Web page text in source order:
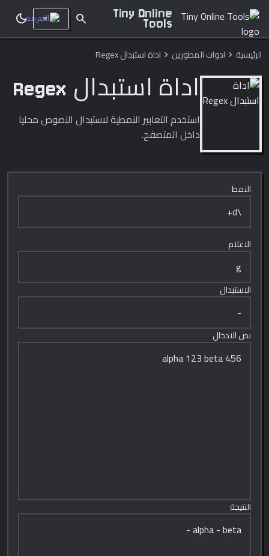
Tiny Online
Tools
search
dark_mode
الرئيسية chevron_right ادوات المطورين chevron_right اداة استبدال Regex
اداة استبدال Regex
استخدم التعابير النمطية لاستبدال النصوص محليا
داخل المتصفح.
النمط
الاعلام
الاستبدال
نص الادخال
النتيجة